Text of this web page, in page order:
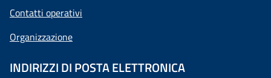
Contatti operativi
Organizzazione
INDIRIZZI DI POSTA ELETTRONICA